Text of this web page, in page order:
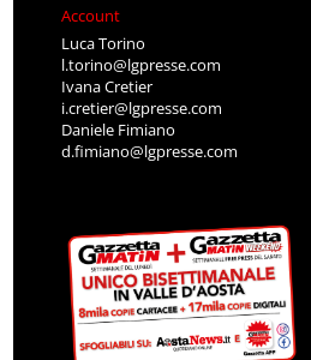
Account
Luca Torino
l.torino@lgpresse.com
Ivana Cretier
i.cretier@lgpresse.com
Daniele Fimiano
d.fimiano@lgpresse.com